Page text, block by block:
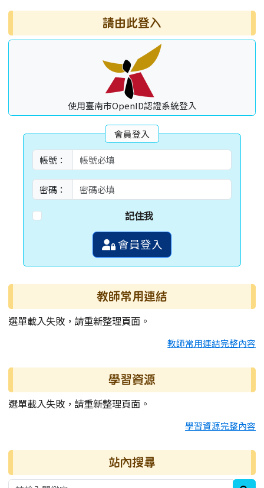
右邊區域內容 請由此登入
使用臺南市OpenID認證系統登入
會員登入
帳號：
密碼：
記住我
會員登入
教師常用連結
選單載入失敗，請重新整理頁面。
教師常用連結完整內容
學習資源
選單載入失敗，請重新整理頁面。
學習資源完整內容
站內搜尋